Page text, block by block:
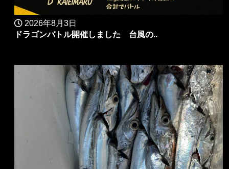
2026年8月3日
ドラゴンバトル開催しました 台風の..